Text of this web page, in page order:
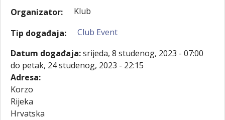
Organizator: Klub
Tip događaja:
Club Event
Datum događaja:srijeda, 8 studenog, 2023 - 07:00
do petak, 24 studenog, 2023 - 22:15
Adresa:
Korzo
Rijeka
Hrvatska